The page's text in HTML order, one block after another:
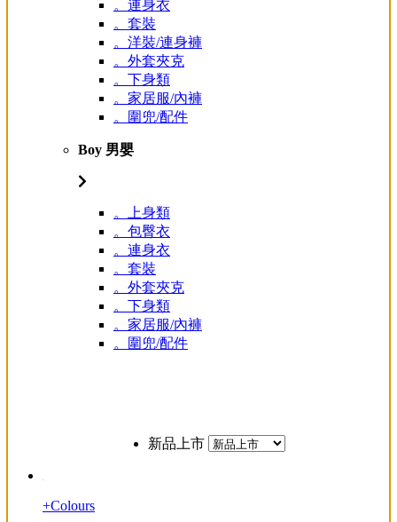
。連身衣
。套裝
。洋裝/連身褲
。外套夾克
。下身類
。家居服/內褲
。圍兜/配件
Boy 男嬰
。上身類
。包臀衣
。連身衣
。套裝
。外套夾克
。下身類
。家居服/內褲
。圍兜/配件
新品上市
+Colours